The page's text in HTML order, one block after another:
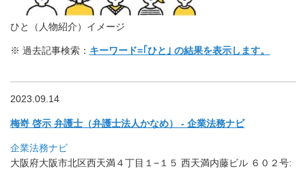
ひと（人物紹介）イメージ
※ 過去記事検索： キーワード=｢ひと｣ の結果を表示します。
2023.09.14
梅嵜 啓示 弁護士（弁護士法人かなめ） - 企業法務ナビ
企業法務ナビ
大阪府大阪市北区西天満４丁目１−１５ 西天満内藤ビル ６０２号: